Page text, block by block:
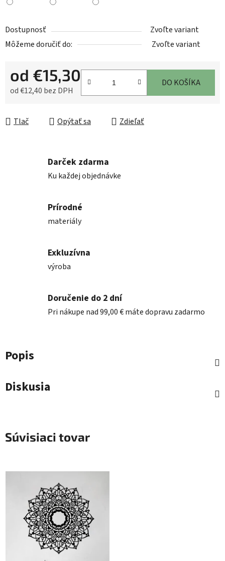
Dostupnosť
Zvoľte variant
Môžeme doručiť do:
Zvoľte variant
od €15,30
od€12,40 bez DPH
DO KOŠÍKA
Tlač Opýtať sa Zdieľať
Darček zdarma
Ku každej objednávke
Prírodné
materiály
Exkluzívna
výroba
Doručenie do 2 dní
Pri nákupe nad 99,00 € máte dopravu zadarmo
Popis
Diskusia
Súvisiaci tovar